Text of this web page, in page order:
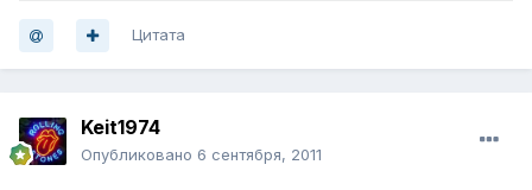
Цитата
Keit1974
Опубликовано 6 сентября, 2011